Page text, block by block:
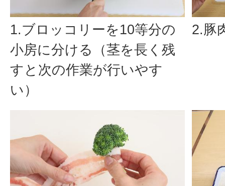
1.ブロッコリーを10等分の
小房に分ける（茎を長く残
すと次の作業が行いやす
い）
2.豚